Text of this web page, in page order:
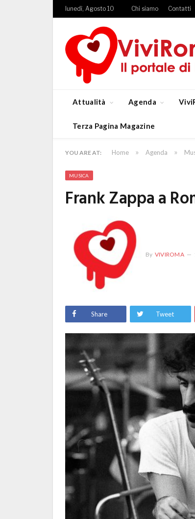
lunedì, Agosto 10 Chi siamo Contatti
Attualità Agenda
Terza Pagina Magazine
YOU ARE AT: Home » Agenda »
MUSICA
Frank Zappa a
By VIVIROMA
Share Tweet